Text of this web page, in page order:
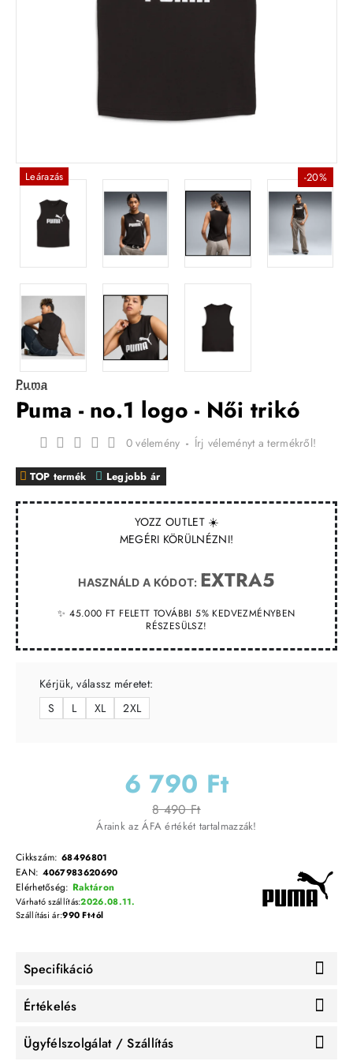
Leárazás -20%
Puma
Puma - no.1 logo - Női trikó
YOZZ OUTLET ☀️
MEGÉRI KÖRÜLNÉZNI!
HASZNÁLD A KÓDOT: EXTRA5
✨ 45.000 FT FELETT TOVÁBBI 5% KEDVEZMÉNYBEN
RÉSZESÜLSZ!
TOP termék Legjobb ár
0 vélemény - Írj véleményt a termékről!
6 790 Ft
8 490 Ft
Áraink az ÁFA értékét tartalmazzák!
Cikkszám: 68496801
EAN: 4067983620690
Elérhetőség: Raktáron
Várható szállítás:2026.08.11.
Szállítási ár:990 Ft-tól
Kérjük, válassz méretet:
S
L XL 2XL
Specifikáció
Értékelés
Ügyfélszolgálat / Szállítás